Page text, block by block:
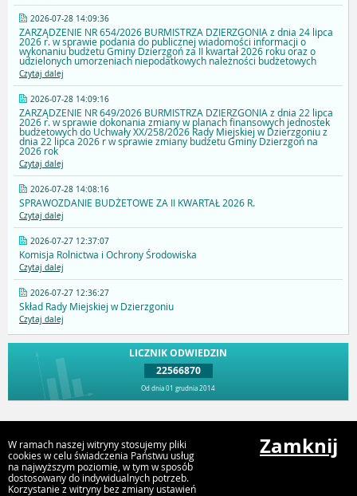
2026-07-28 14:09:36
ZARZĄDZENIE NR 654/2026 BURMISTRZA DZIERZGONIA z dnia 24 lipca
2026 r. w sprawie podania do publicznej wiadomości informacji o
wykonaniu budżetu Gminy Dzierzgoń za II kwartał 2026 roku oraz o
udzielonych umorzeniach niepodatkowych należności budżetowych
Czytaj dalej
2026-07-28 14:09:16
ZARZĄDZENIE NR 649/2026 BURMISTRZA DZIERZGONIA z dnia 22 lipca
2026 r. w sprawie dokonania zmiany w planach finansowych jednostek
budżetowych do Uchwały XX/258/2026 Rady Miejskiej w Dzierzgoniu z
dnia 22 lipca 2026 r w sprawie zmiany budżetu Gminy Dzierzgoń na
2026 rok
Czytaj dalej
2026-07-28 14:08:16
SPRAWOZDANIE BUDŻETOWE ZA II KWARTAŁ 2026 R.
Czytaj dalej
2026-07-27 12:37:07
Komisja Rolnictwa i Ochrony Środowiska
Czytaj dalej
2026-07-27 12:36:27
Skład Rady Miejskiej w Dzierzgoniu
Czytaj dalej
LICZNIK ODWIEDZIN
22566870
Od dnia 01 grudnia 2014
Gmina Dzierzgoń
W ramach naszej witryny stosujemy pliki
cookies w celu świadczenia Państwu usług
na najwyższym poziomie, w tym w sposób
dostosowany do indywidualnych potrzeb.
Korzystanie z witryny bez zmiany ustawień
Zamknij